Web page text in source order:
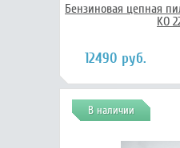
Бензиновая цепная
KO
12490 руб.
В наличии